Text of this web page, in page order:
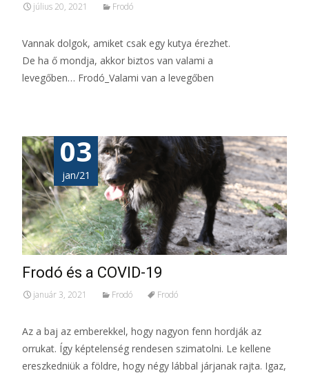
július 20, 2021 Frodó
Vannak dolgok, amiket csak egy kutya érezhet.
De ha ő mondja, akkor biztos van valami a
levegőben… Frodó_Valami van a levegőben
03
jan/21
Frodó és a COVID-19
január 3, 2021 Frodó Frodó
Az a baj az emberekkel, hogy nagyon fenn hordják az
orrukat. Így képtelenség rendesen szimatolni. Le kellene
ereszkedniük a földre, hogy négy lábbal járjanak rajta. Igaz,